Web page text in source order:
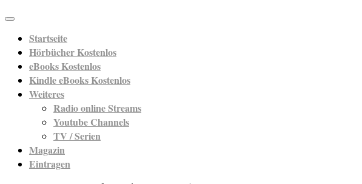
Startseite
Hörbücher Kostenlos
eBooks Kostenlos
Kindle eBooks Kostenlos
Weiteres
Radio online Streams
Youtube Channels
TV / Serien
Magazin
Eintragen